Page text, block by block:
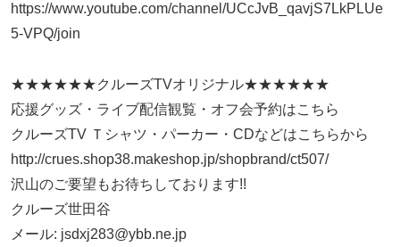
https://www.youtube.com/channel/UCcJvB_qavjS7LkPLUe
5-VPQ/join
★★★★★★クルーズTVオリジナル★★★★★★
応援グッズ・ライブ配信観覧・オフ会予約はこちら
クルーズTV Ｔシャツ・パーカー・CDなどはこちらから
http://crues.shop38.makeshop.jp/shopbrand/ct507/
沢山のご要望もお待ちしております!!
クルーズ世田谷
メール: jsdxj283@ybb.ne.jp